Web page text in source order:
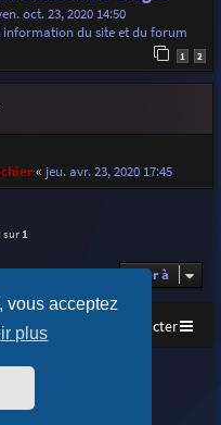
vous acceptez
plus
oct. 23, 2020 14:50
information du site et du forum
1 2
« jeu. avr. 23, 2020 17:45
sur1
Aller à
Nous contacter
Bradley
© phpBB Limited
fr.com